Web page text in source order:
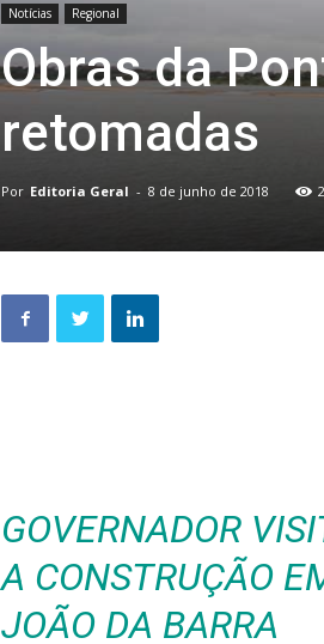
Notícias Regional
Obras da
retomadas
Por Editoria Geral - 8 de junho de 2018
GOVERNADOR
A CONSTRUÇÃO
JOÃO DA BARRA